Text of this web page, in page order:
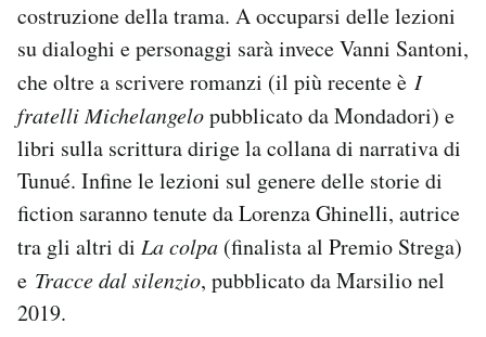
costruzione della trama. A occuparsi delle lezioni
su dialoghi e personaggi sarà invece Vanni Santoni,
che oltre a scrivere romanzi (il più recente è I
fratelli Michelangelopubblicato da Mondadori) e
libri sulla scrittura dirige la collana di narrativa di
Tunué. Infine le lezioni sul genere delle storie di
fiction saranno tenute da Lorenza Ghinelli, autrice
tra gli altri di La colpa (finalista al Premio Strega)
e Tracce dal silenzio, pubblicato da Marsilio nel
2019.